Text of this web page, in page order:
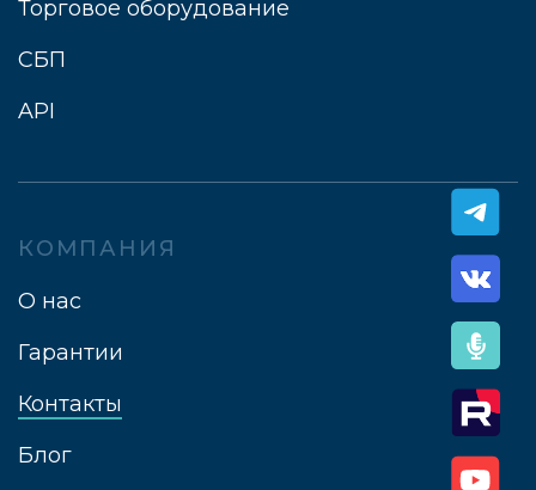
Торговое оборудование
СБП
API
КОМПАНИЯ
О нас
Гарантии
Контакты
Блог